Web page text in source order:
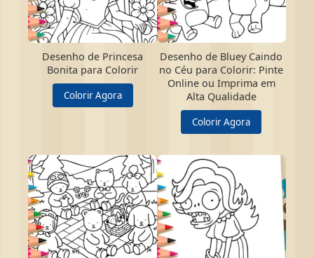
Desenho de Princesa
Bonita para Colorir
Colorir Agora
Desenho de Bluey Caindo
no Céu para Colorir: Pinte
Online ou Imprima em
Alta Qualidade
Colorir Agora